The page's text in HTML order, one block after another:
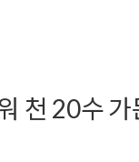
천 20수